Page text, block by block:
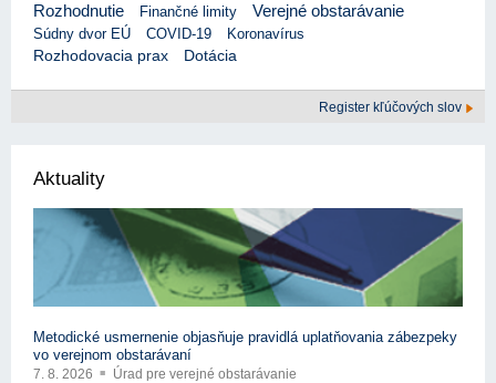
Rozhodnutie Finančné limity Verejné obstarávanie
Súdny dvor EÚ COVID-19 Koronavírus
Rozhodovacia prax Dotácia
Register kľúčových slov
Aktuality
Metodické usmernenie objasňuje pravidlá uplatňovania zábezpeky
vo verejnom obstarávaní
7. 8. 2026 Úrad pre verejné obstarávanie